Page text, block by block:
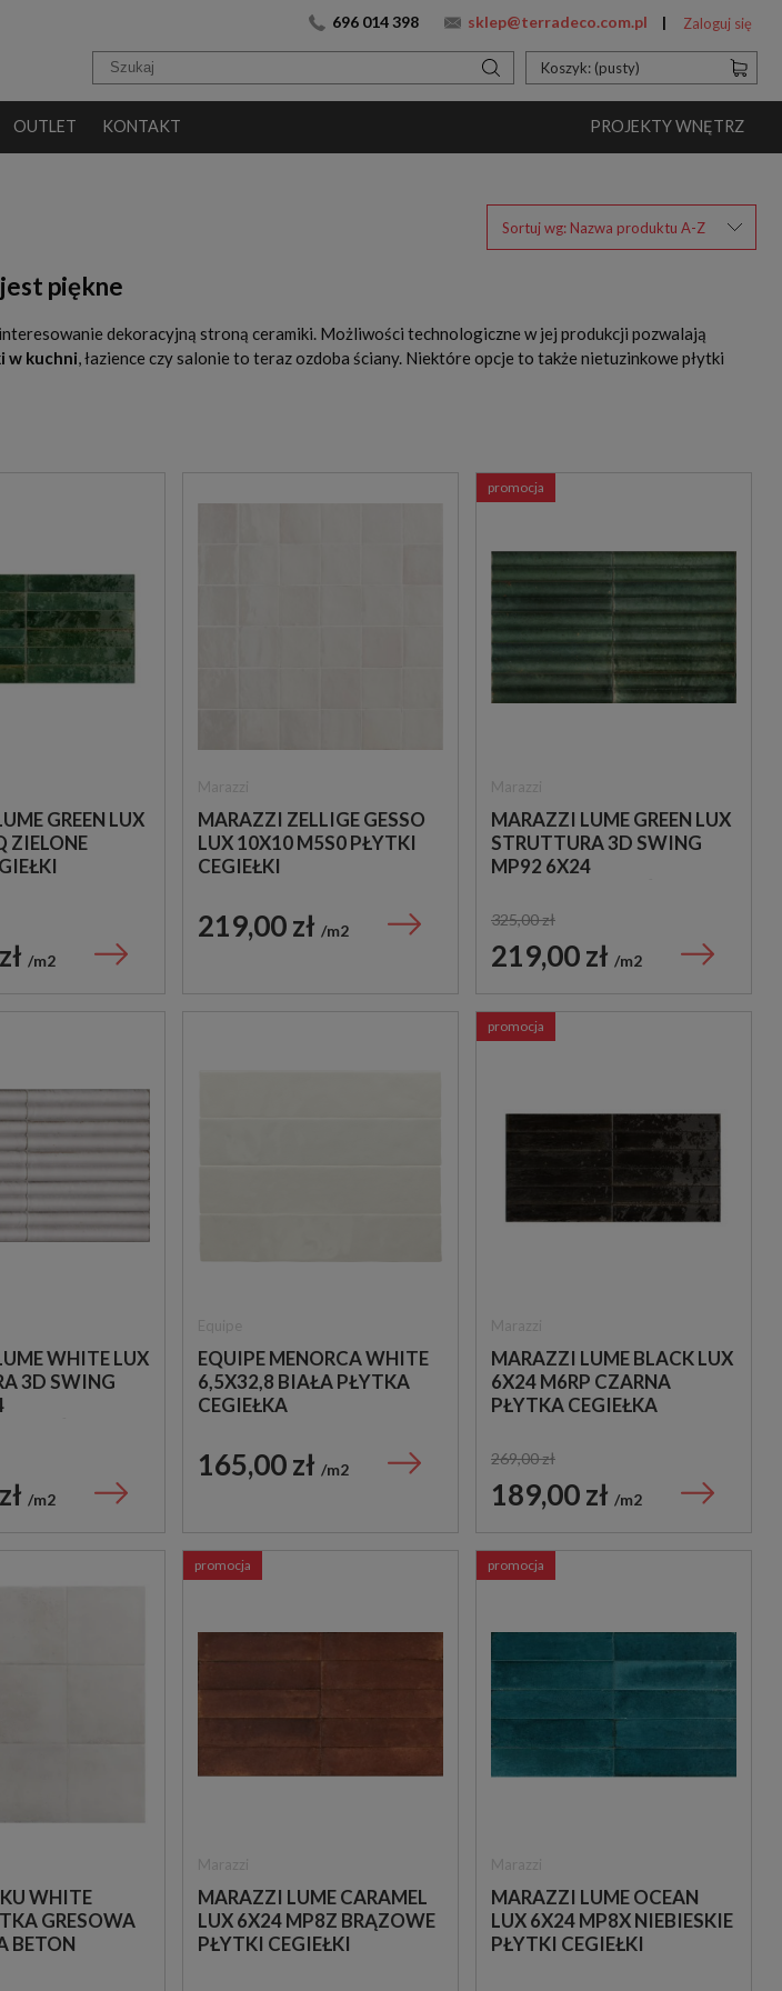
696 014 398 sklep@terradeco.com.pl Zaloguj się
Koszyk: (pusty)
OUTLET KONTAKT PROJEKTY WNĘTRZ
Sortuj wg: Nazwa produktu A-Z
piękne
dekoracyjną stroną ceramiki. Możliwości technologiczne w jej produkcji pozwalają
w kuchni, łazience czy salonie to teraz ozdoba ściany. Niektóre opcje to także nietuzinkowe płytki
GREEN LUX
ZIELONE
m2
MARAZZI ZELLIGE GESSO
LUX 10X10 M5S0 PŁYTKI
CEGIEŁKI
219,00 zł m2
MARAZZI LUME GREEN LUX
STRUTTURA 3D SWING
MP92 6X24
PŁYTKA CEGIEŁKA
325,00 zł
219,00 zł m2
promocja
WHITE LUX
3D SWING
m2
EQUIPE MENORCA WHITE
6,5X32,8 BIAŁA PŁYTKA
CEGIEŁKA
165,00 zł m2
MARAZZI LUME BLACK LUX
6X24 M6RP CZARNA
PŁYTKA CEGIEŁKA
269,00 zł
189,00 zł m2
promocja
WHITE
GRESOWA
BETON
MARAZZI LUME CARAMEL
LUX 6X24 MP8Z BRĄZOWE
PŁYTKI CEGIEŁKI
promocja
MARAZZI LUME OCEAN
LUX 6X24 MP8X NIEBIESKIE
PŁYTKI CEGIEŁKI
promocja